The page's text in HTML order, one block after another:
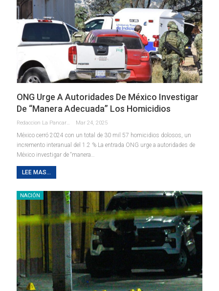
ONG Urge A Autoridades De México Investigar
De “manera Adecuada” Los Homicidios
Mar 24, 2025
México cerró 2024 con un total de 30 mil 57 homicidios dolosos, un
incremento interanual del 1.2 % La entrada ONG urge a autoridades de
México investigar de “manera…
LEE MAS...
NACIÓN